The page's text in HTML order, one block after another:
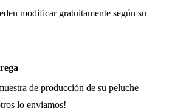
modificar gratuitamente según su
de producción de su peluche
lo enviamos!